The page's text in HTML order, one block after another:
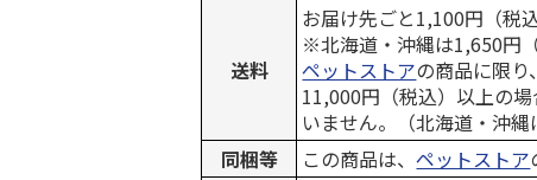
送料
お届け先ごと1,100円（税込
※北海道・沖縄は1,650円（
ペットストアの商品に限
11,000円（税込）以上の
いません。（北海道・沖縄
同梱等
この商品は、ペットストア